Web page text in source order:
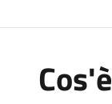
Cos'è